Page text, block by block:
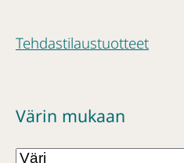
Tehdastilaustuotteet
Värin mukaan